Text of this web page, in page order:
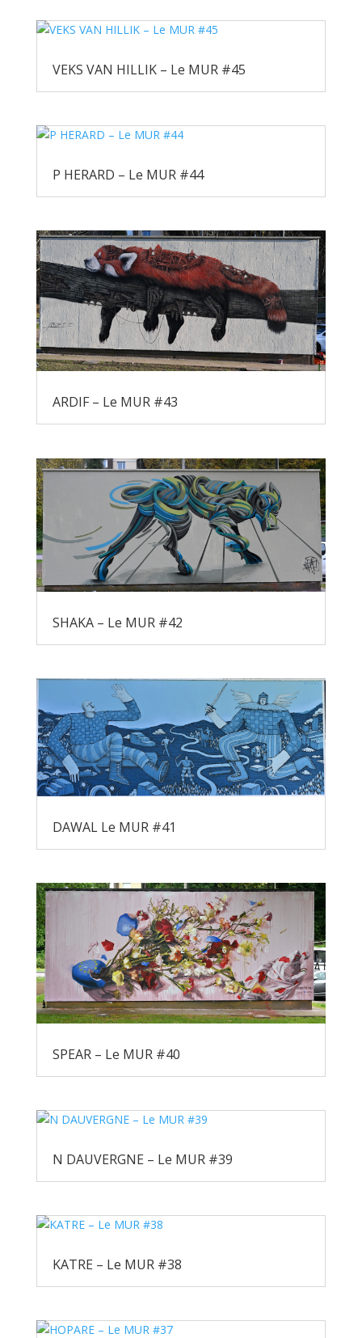
VEKS VAN HILLIK – Le MUR #45
P HERARD – Le MUR #44
ARDIF – Le MUR #43
SHAKA – Le MUR #42
DAWAL Le MUR #41
SPEAR – Le MUR #40
N DAUVERGNE – Le MUR #39
KATRE – Le MUR #38